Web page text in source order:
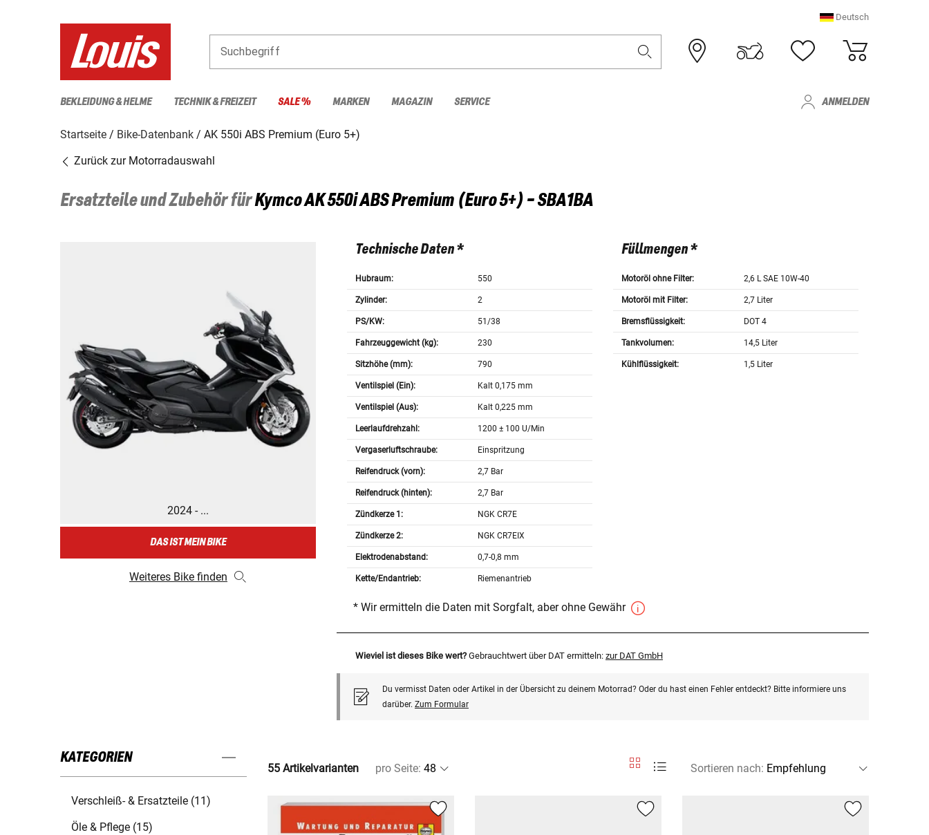
Deutsch
Suchbegriff
BEKLEIDUNG & HELME TECHNIK & FREIZEIT SALE % MARKEN MAGAZIN SERVICE ANMELDEN
Startseite Bike-Datenbank
AK 550i ABS Premium (Euro 5+)
Zurück zur Motorradauswahl
Ersatzteile und Zubehör fürKymcoAK 550i ABS Premium (Euro 5+) - SBA1BA
2024 - ...
DAS IST MEIN BIKE
Weiteres Bike finden
Technische Daten *
Hubraum: 550
Zylinder: 2
PS/KW: 51/38
Fahrzeuggewicht (kg): 230
Sitzhöhe (mm): 790
Ventilspiel (Ein): Kalt 0,175 mm
Ventilspiel (Aus): Kalt 0,225 mm
Leerlaufdrehzahl: 1200 ± 100 U/Min
Vergaserluftschraube: Einspritzung
Reifendruck (vorn): 2,7 Bar
Reifendruck (hinten): 2,7 Bar
Zündkerze 1: NGK CR7E
Zündkerze 2: NGK CR7EIX
Elektrodenabstand: 0,7-0,8 mm
Kette/Endantrieb: Riemenantrieb
Füllmengen *
Motoröl ohne Filter: 2,6 L SAE 10W-40
Motoröl mit Filter: 2,7 Liter
Bremsflüssigkeit: DOT 4
Tankvolumen: 14,5 Liter
Kühlflüssigkeit: 1,5 Liter
* Wir ermitteln die Daten mit Sorgfalt, aber ohne Gewähr
Wieviel ist dieses Bike wert? Gebrauchtwert über DAT ermitteln: zur DAT GmbH
Du vermisst Daten oder Artikel in der Übersicht zu deinem Motorrad? Oder du hast einen Fehler entdeckt? Bitte informiere uns
darüber. Zum Formular
KATEGORIEN
Verschleiß- & Ersatzteile (11)
Öle & Pflege (15)
55 Artikelvarianten pro Seite: Sortieren nach: